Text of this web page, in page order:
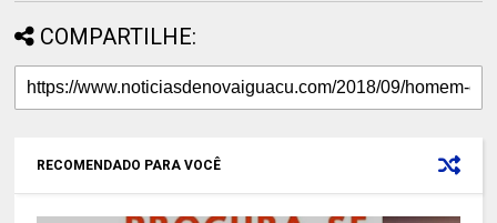
COMPARTILHE:
RECOMENDADO PARA VOCÊ